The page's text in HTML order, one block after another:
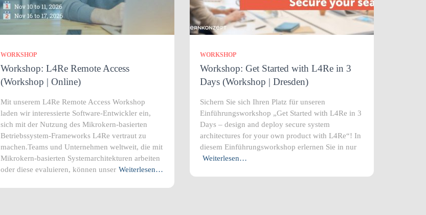
WORKSHOP
Workshop: L4Re Remote Access
(Workshop | Online)
Mit unserem L4Re Remote Access Workshop
laden wir interessierte Software-Entwickler ein,
sich mit der Nutzung des Mikrokern-basierten
Betriebssystem-Frameworks L4Re vertraut zu
machen.Teams und Unternehmen weltweit, die mit
Mikrokern-basierten Systemarchitekturen arbeiten
oder diese evaluieren, können unser Weiterlesen…
WORKSHOP
Workshop: Get Started with L4Re in 3
Days (Workshop | Dresden)
Sichern Sie sich Ihren Platz für unseren
Einführungsworkshop „Get Started with L4Re in 3
Days – design and deploy secure system
architectures for your own product with L4Re“! In
diesem Einführungsworkshop erlernen Sie in nur
Weiterlesen…